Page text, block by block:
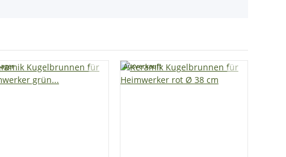
Ausverkauft